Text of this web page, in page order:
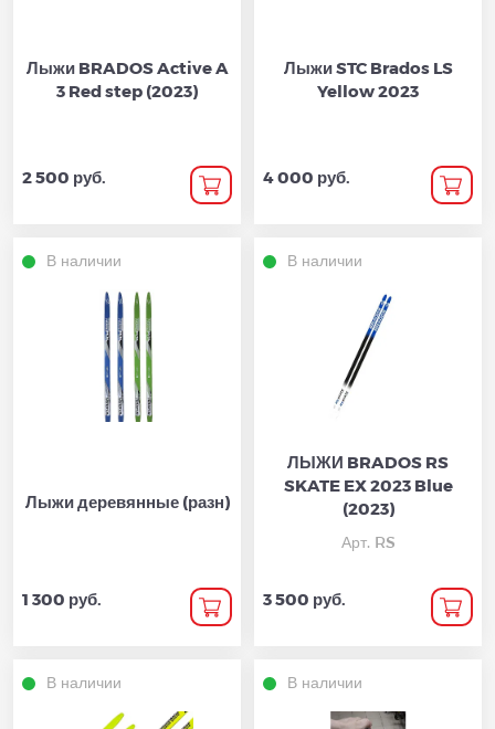
Лыжи BRADOS Active A
3 Red step (2023)
2 500 руб.
Лыжи STC Brados LS
Yellow 2023
4 000 руб.
В наличии
Лыжи деревянные (разн)
1 300 руб.
В наличии
ЛЫЖИ BRADOS RS
SKATE EX 2023 Blue
(2023)
Арт. RS
3 500 руб.
В наличии В наличии